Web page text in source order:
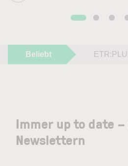
Beliebt
Immer up to date
Newslettern